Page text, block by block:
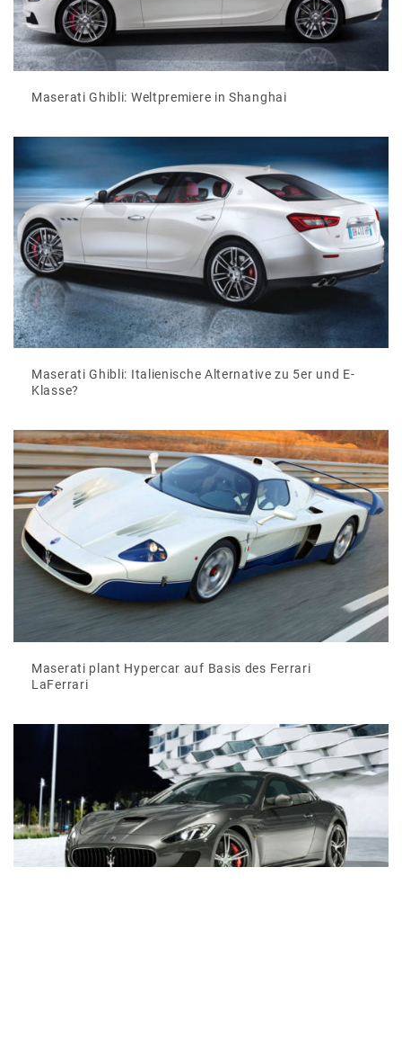
Maserati Ghibli: Weltpremiere in Shanghai
Maserati Ghibli: Italienische Alternative zu 5er und E-
Klasse?
Maserati plant Hypercar auf Basis des Ferrari
LaFerrari